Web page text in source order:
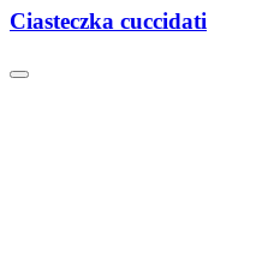
Ciasteczka cuccidati